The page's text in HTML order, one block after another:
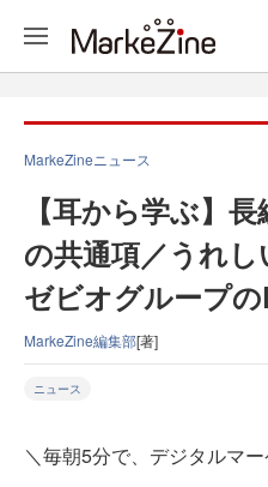
MarkeZineニュース
【耳から学ぶ】
の共通項／うれ
ゼビオグループ
MarkeZine編集部[著]
ニュース
＼毎朝5分で、デジタルマ